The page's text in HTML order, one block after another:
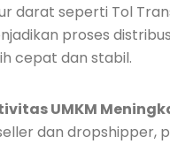
darat seperti Tol
proses
cepat dan stabil.
UMKM
dan dropshipper,